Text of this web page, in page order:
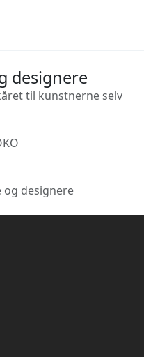
designere
til kunstnerne selv
og designere